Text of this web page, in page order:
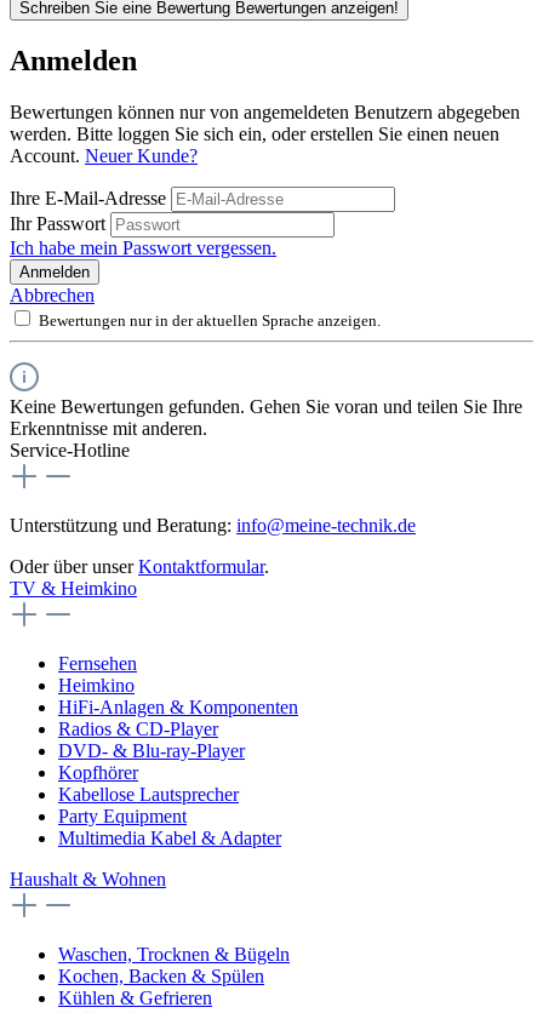
Schreiben Sie eine Bewertung Bewertungen anzeigen!
Anmelden
Bewertungen können nur von angemeldeten Benutzern abgegeben
werden. Bitte loggen Sie sich ein, oder erstellen Sie einen neuen
Account. Neuer Kunde?
Ihre E-Mail-Adresse
Ihr Passwort
Ich habe mein Passwort vergessen.
Anmelden
Abbrechen
Bewertungen nur in der aktuellen Sprache anzeigen.
Keine Bewertungen gefunden. Gehen Sie voran und teilen Sie Ihre
Erkenntnisse mit anderen.
Service-Hotline
Unterstützung und Beratung: info@meine-technik.de
Oder über unserKontaktformular.
TV & Heimkino
Fernsehen
Heimkino
HiFi-Anlagen & Komponenten
Radios & CD-Player
DVD- & Blu-ray-Player
Kopfhörer
Kabellose Lautsprecher
Party Equipment
Multimedia Kabel & Adapter
Haushalt & Wohnen
Waschen, Trocknen & Bügeln
Kochen, Backen & Spülen
Kühlen & Gefrieren